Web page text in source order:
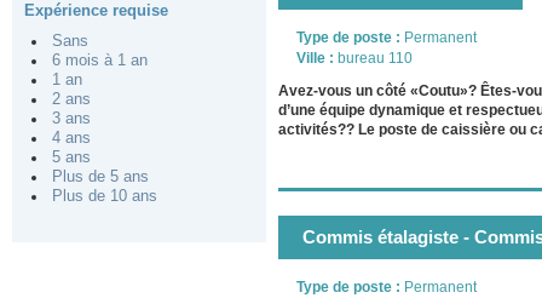
Expérience requise
Sans
6 mois à 1 an
1 an
2 ans
3 ans
4 ans
5 ans
Plus de 5 ans
Plus de 10 ans
Type de poste : Permanent
Ville : bureau 110
Avez-vous un côté «Coutu»? Êtes-
d’une équipe dynamique et
activités?? Le poste de caissière ou
Commis étalagiste -
Type de poste : Permanent